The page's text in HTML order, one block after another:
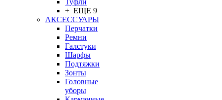
Туфли
+ ЕЩЕ 9
АКСЕССУАРЫ
Перчатки
Ремни
Галстуки
Шарфы
Подтяжки
Зонты
Головные
уборы